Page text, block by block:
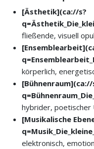
[Ästhetik](ca://s?
fließende, visuell
körperlich,
[Bühnenraum](ca://
hybrider, poetischer
[Musikalische
elektronisch,